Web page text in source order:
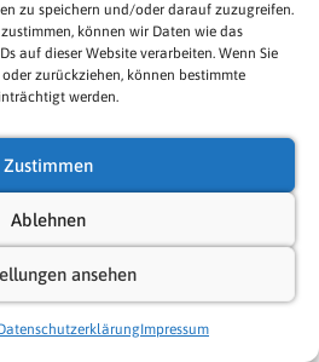
zu speichern und/oder darauf zuzugreifen.
können wir Daten wie das
auf dieser Website verarbeiten. Wenn Sie
zurückziehen, können bestimmte
werden.
Zustimmen
Ablehnen
ansehen
Impressum
und Koga, dem ich ebenfalls eine
habe. Es nimmt Bezug auf
zeigt den Weg zu unerschütterlicher
Themen wie Selbsterkenntnis,
biete ich dazu
an.
zwischenmenschlicher Konflikte
sich selbst im Reinen ist. Jeder
einen inneren Konflikt
mit sich selbst erlangt,